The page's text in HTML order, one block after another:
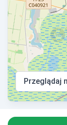
Przeglądaj